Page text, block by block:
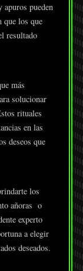
apuros pueden
que los que
resultado
más
solucionar
rituales
en las
deseos que
los
añoras o
experto
a elegir
deseados.